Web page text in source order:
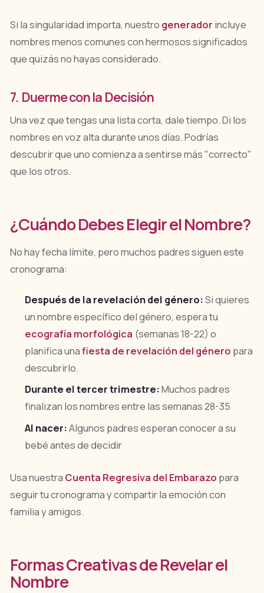
Si la singularidad importa, nuestro generador incluye
nombres menos comunes con hermosos significados
que quizás no hayas considerado.
7. Duerme con la Decisión
Una vez que tengas una lista corta, dale tiempo. Di los
nombres en voz alta durante unos días. Podrías
descubrir que uno comienza a sentirse más "correcto"
que los otros.
¿Cuándo Debes Elegir el Nombre?
No hay fecha límite, pero muchos padres siguen este
cronograma:
Después de la revelación del género:Si quieres
un nombre específico del género, espera tu
ecografía morfológica (semanas 18-22) o
planifica unafiesta de revelación del género para
descubrirlo.
Durante el tercer trimestre:Muchos padres
finalizan los nombres entre las semanas 28-35
Al nacer:Algunos padres esperan conocer a su
bebé antes de decidir
Usa nuestra Cuenta Regresiva del Embarazo para
seguir tu cronograma y compartir la emoción con
familia y amigos.
Formas Creativas de Revelar el
Nombre